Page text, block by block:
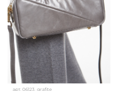
арт. 06123_grafite